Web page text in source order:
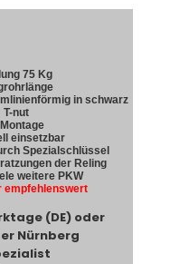
75 Kg
in schwarz
T-nut
einsetzbar
Spezialschlüssel
der Reling
weitere PKW
empfehlenswert
(DE) oder
Nürnberg